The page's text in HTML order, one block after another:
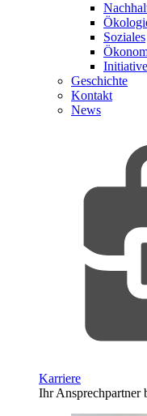
Soziales
Geschichte
Kontakt
News
Karriere
Ihr Ansprechpartner